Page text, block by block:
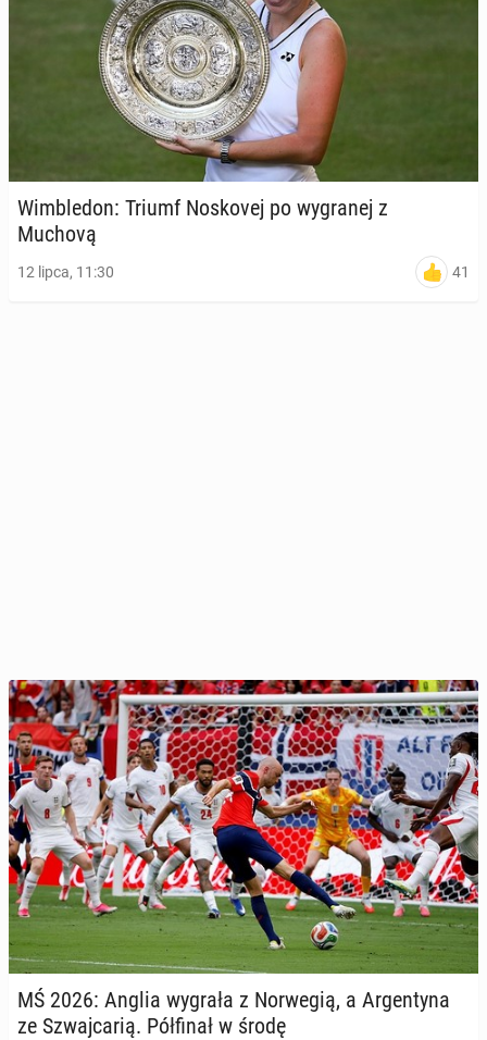
Wim­ble­don: Triumf No­sko­vej po wy­gra­nej z
Muchovą
12 lipca, 11:30 41
MŚ 2026: Anglia wygrała z Nor­we­gią, a Ar­gen­ty­na
ze Szwaj­ca­rią. Pół­fi­nał w środę